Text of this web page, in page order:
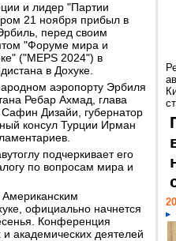
и лидер "Партии
21 ноября прибыл в
перед своим
"Форуме мира и
("MEPS 2024") в
в Дохуке.
аэропорту Эрбиля
Ребар Ахмад, глава
Дизайи, губернатор
консул Турции Ирман
подчеркивает его
по вопросам мира и
Американским
официально начнется
Конференция
академических деятелей